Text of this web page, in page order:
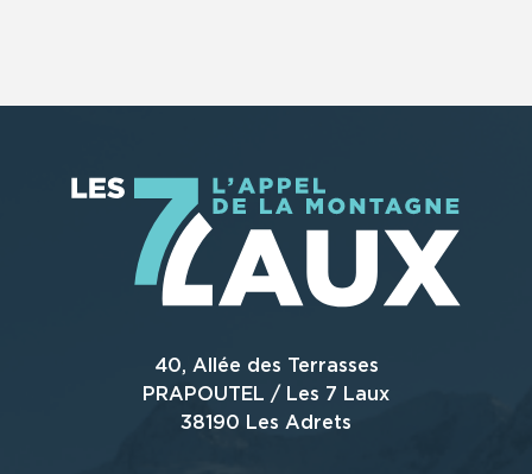
40, Allée des Terrasses
PRAPOUTEL / Les 7 Laux
38190 Les Adrets